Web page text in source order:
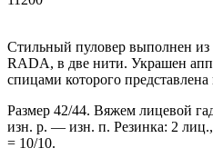
Стильный пуловер выполнен из
RADA, в две нити. Украшен
спицами которого
Размер 42/44. Вяжем лицевой
изн. р. — изн. п. Резинка: 2
= 10/10.